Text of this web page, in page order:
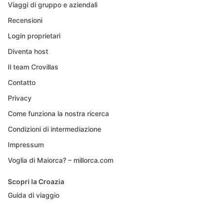
Viaggi di gruppo e aziendali
Recensioni
Login proprietari
Diventa host
Il team Crovillas
Contatto
Privacy
Come funziona la nostra ricerca
Condizioni di intermediazione
Impressum
Voglia di Maiorca? – millorca.com
Scopri la Croazia
Guida di viaggio